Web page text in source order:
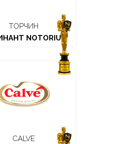
ТОРЧИН
NOTORIUM
CALVE